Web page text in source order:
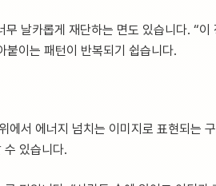
날카롭게 재단하는 면도 있습니다. “이
붙이는 패턴이 반복되기 쉽습니다.
에서 에너지 넘치는 이미지로 표현되는
수 있습니다.